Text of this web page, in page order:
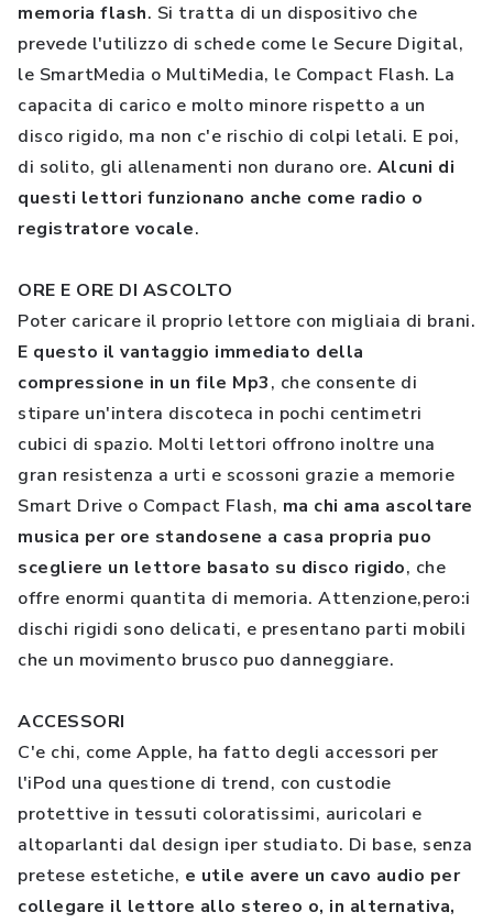
memoria flash. Si tratta di un dispositivo che
prevede l'utilizzo di schede come le Secure Digital,
le SmartMedia o MultiMedia, le Compact Flash. La
capacita di carico e molto minore rispetto a un
disco rigido, ma non c'e rischio di colpi letali. E poi,
di solito, gli allenamenti non durano ore. Alcuni di
questi lettori funzionano anche come radio o
registratore vocale.
ORE E ORE DI ASCOLTO
Poter caricare il proprio lettore con migliaia di brani.
E questo il vantaggio immediato della
compressione in un file Mp3, che consente di
stipare un'intera discoteca in pochi centimetri
cubici di spazio. Molti lettori offrono inoltre una
gran resistenza a urti e scossoni grazie a memorie
Smart Drive o Compact Flash, ma chi ama ascoltare
musica per ore standosene a casa propria puo
scegliere un lettore basato su disco rigido, che
offre enormi quantita di memoria. Attenzione,pero:i
dischi rigidi sono delicati, e presentano parti mobili
che un movimento brusco puo danneggiare.
ACCESSORI
C'e chi, come Apple, ha fatto degli accessori per
l'iPod una questione di trend, con custodie
protettive in tessuti coloratissimi, auricolari e
altoparlanti dal design iper studiato. Di base, senza
pretese estetiche, e utile avere un cavo audio per
collegare il lettore allo stereo o, in alternativa,